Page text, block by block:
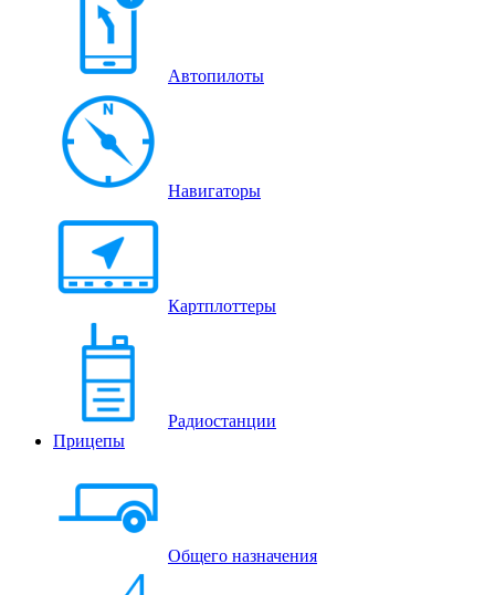
Автопилоты
Навигаторы
Картплоттеры
Радиостанции
Прицепы
Общего назначения